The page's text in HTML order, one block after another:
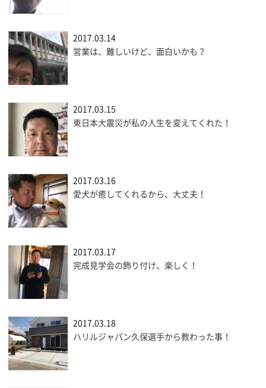
2017.03.14
営業は、難しいけど、面白いかも？
2017.03.15
東日本大震災が私の人生を変えてくれた！
2017.03.16
愛犬が癒してくれるから、大丈夫！
2017.03.17
完成見学会の飾り付け、楽しく！
2017.03.18
ハリルジャパン久保選手から教わった事！